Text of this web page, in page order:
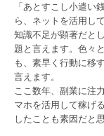
「あとすこし小遣い
ら、ネットを活用し
知識不足が顕著だと
題と言えます。色々
も、素早く行動に移
言えます。
ここ数年、副業に注
マホを活用して稼げ
したことも素因だと